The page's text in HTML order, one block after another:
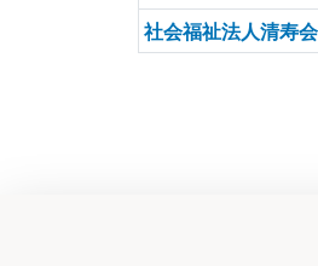
社会福祉法人清寿会